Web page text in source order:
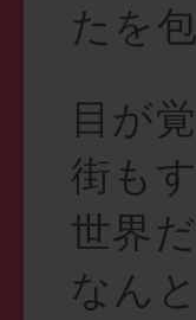
たを
目が
街も
世界
なん